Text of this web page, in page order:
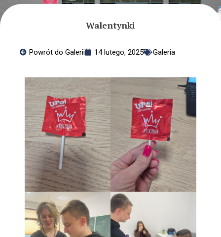
Plany lekcji
Zajęcia dodatkowe
Pomagamy
Nasze placówki
Standardy Ochrony Małoletnich
Dla Rodziców
Informacje
Przydatne linki
Ochrona Danych Osobowych
Edukacja domowa
Kalendarium roku szkolnego
Integracja
O integracji
Walentynki
Powrót do Galerii 14 lutego, 2025 Galeria